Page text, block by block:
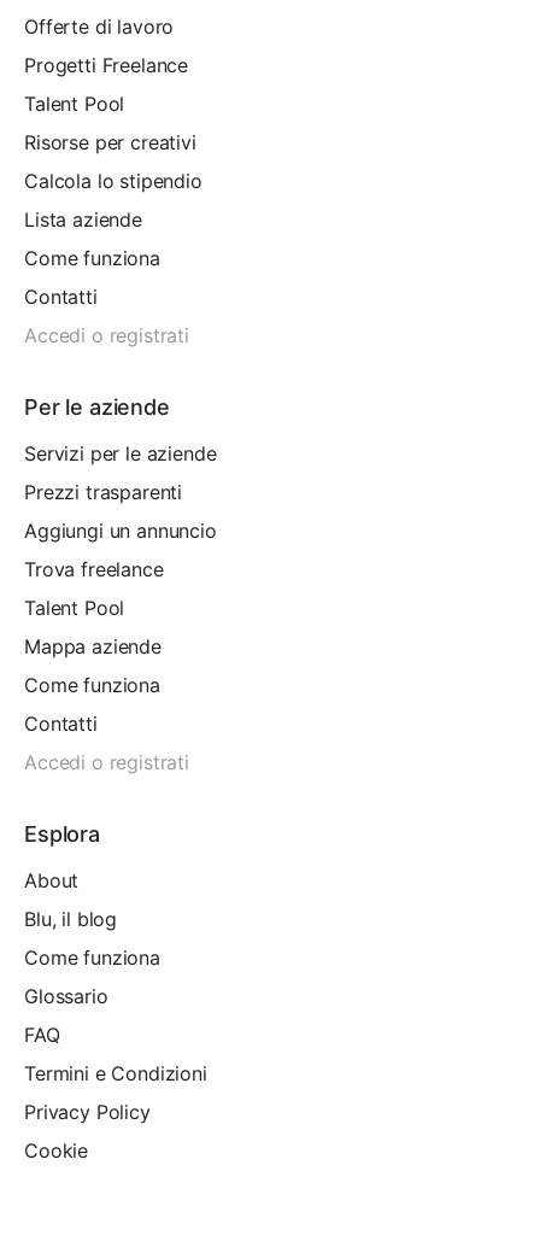
Offerte di lavoro
Progetti Freelance
Talent Pool
Risorse per creativi
Calcola lo stipendio
Lista aziende
Come funziona
Contatti
Accedi o registrati
Per le aziende
Servizi per le aziende
Prezzi trasparenti
Aggiungi un annuncio
Trova freelance
Talent Pool
Mappa aziende
Come funziona
Contatti
Accedi o registrati
Esplora
About
Blu, il blog
Come funziona
Glossario
FAQ
Termini e Condizioni
Privacy Policy
Cookie